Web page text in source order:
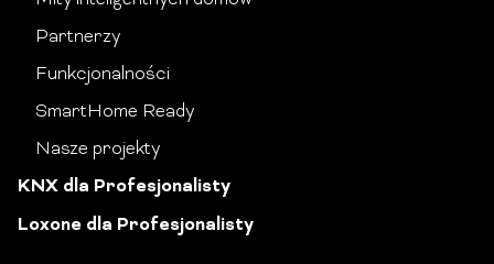
Partnerzy
Funkcjonalności
SmartHome Ready
Nasze projekty
KNX dla Profesjonalisty
Loxone dla Profesjonalisty